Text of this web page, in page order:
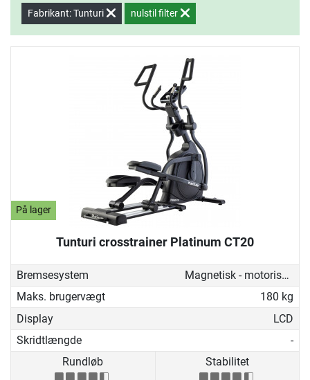
rum.
Fabrikant: Tunturi nulstil filter
På lager
Tunturi crosstrainer Platinum CT20
Bremsesystem
Magnetisk - motoriseret
Maks. brugervægt
180 kg
Display
LCD
Skridtlængde
-
Rundløb
Stabilitet